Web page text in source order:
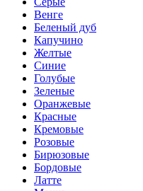
Венге
Беленый дуб
Капучино
Желтые
Синие
Голубые
Зеленые
Оранжевые
Красные
Кремовые
Розовые
Бирюзовые
Бордовые
Латте